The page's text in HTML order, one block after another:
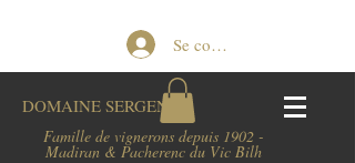
Se connecter
DOMAINE SERGENT
Famille de vignerons depuis 1902 -
Madiran & Pacherenc du Vic Bilh